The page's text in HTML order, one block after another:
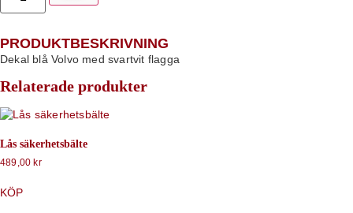
PRODUKTBESKRIVNING
Dekal blå Volvo med svartvit flagga
Relaterade produkter
Lås säkerhetsbälte
489,00 kr
KÖP